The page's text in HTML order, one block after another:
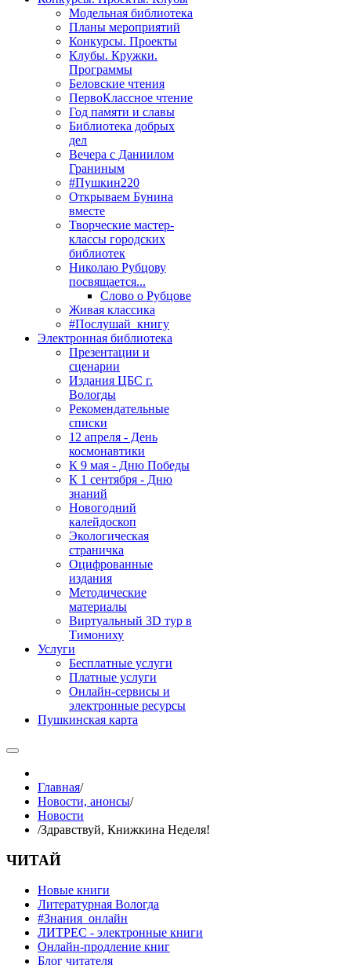
Модельная библиотека
Планы мероприятий
Конкурсы. Проекты
Клубы. Кружки.
Программы
Беловские чтения
ПервоКлассное чтение
Год памяти и славы
Библиотека добрых
дел
Вечера с Даниилом
Граниным
#Пушкин220
Открываем Бунина
вместе
Творческие мастер-
классы городских
библиотек
Николаю Рубцову
посвящается...
Слово о Рубцове
Живая классика
#Послушай_книгу
Электронная библиотека
Презентации и
сценарии
Издания ЦБС г.
Вологды
Рекомендательные
списки
12 апреля - День
космонавтики
К 9 мая - Дню Победы
К 1 сентября - Дню
знаний
Новогодний
калейдоскоп
Экологическая
страничка
Оцифрованные
издания
Методические
материалы
Виртуальный 3D тур в
Тимониху
Услуги
Бесплатные услуги
Платные услуги
Онлайн-сервисы и
электронные ресурсы
Пушкинская карта
Главная/
Новости, анонсы/
Новости
/Здравствуй, Книжкина Неделя!
ЧИТАЙ
Новые книги
Литературная Вологда
#Знания_онлайн
ЛИТРЕС - электронные книги
Онлайн-продление книг
Блог читателя